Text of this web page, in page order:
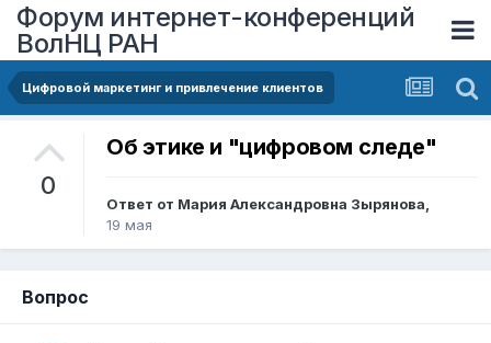
Форум интернет-конференций
ВолНЦ РАН
Цифровой маркетинг и привлечение клиентов
0
Об этике и "цифровом следе"
Ответ от Мария Александровна Зырянова,
19 мая
Вопрос